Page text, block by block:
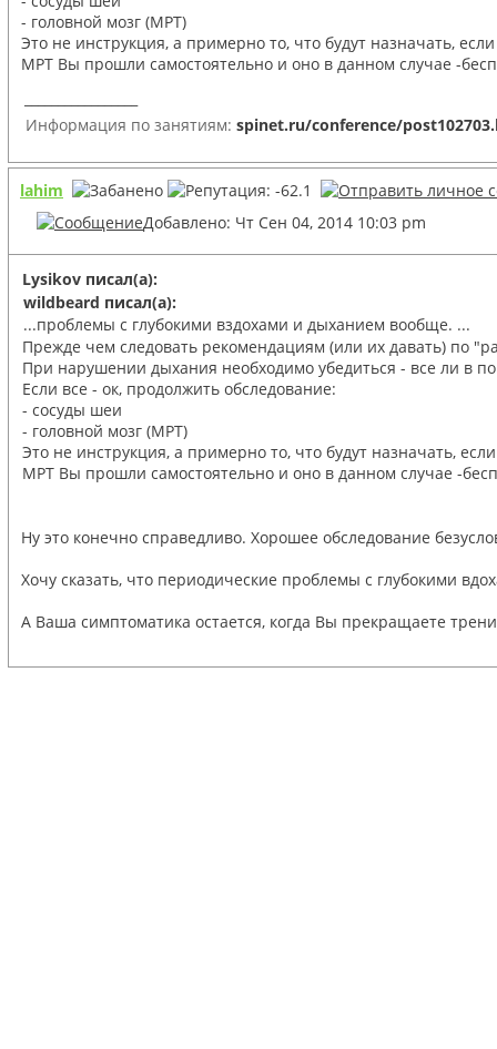
- головной мозг (МРТ)
Это не инструкция, а примерно то, что будут назначать,
МРТ Вы прошли самостоятельно и оно в данном случае -
Информация по занятиям: spinet.ru/conference/
lahim
Добавлено: Чт Сен 04, 2014 10:03 pm
Lysikov писал(а):
wildbeard писал(а):
...проблемы с глубокими вздохами и дыханием вообще. ...
Прежде чем следовать рекомендациям (или их давать) по
При нарушении дыхания необходимо убедиться - все ли в
Если все - ок, продолжить обследование:
- сосуды шеи
- головной мозг (МРТ)
Это не инструкция, а примерно то, что будут назначать,
МРТ Вы прошли самостоятельно и оно в данном случае -
Ну это конечно справедливо. Хорошее обследование
Хочу сказать, что периодические проблемы с глубокими
А Ваша симптоматика остается, когда Вы прекращаете